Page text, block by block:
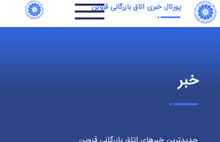
پورتال خبری اتاق بازرگانی قزوین
خبر